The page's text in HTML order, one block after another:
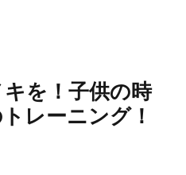
を！子供の時
レーニング！